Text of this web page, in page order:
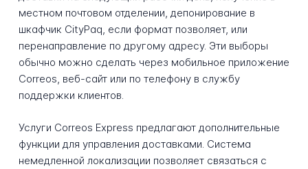
местном почтовом отделении, депонирование в
шкафчик CityPaq, если формат позволяет, или
перенаправление по другому адресу. Эти выборы
обычно можно сделать через мобильное приложение
Correos, веб-сайт или по телефону в службу
поддержки клиентов.
Услуги Correos Express предлагают дополнительные
функции для управления доставками. Система
немедленной локализации позволяет связаться с